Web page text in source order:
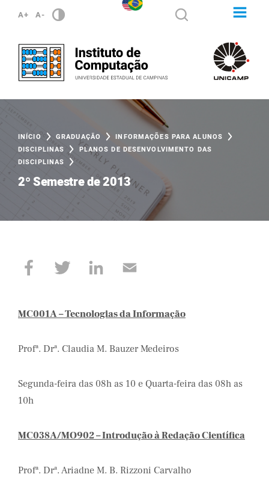
A+ A-
INÍCIO GRADUAÇÃO
INFORMAÇÕES PARA ALUNOS
DISCIPLINAS
PLANOS DE DESENVOLVIMENTO DAS
DISCIPLINAS
2º Semestre de 2013
MC001A – Tecnologias da Informação
Profª. Drª. Claudia M. Bauzer Medeiros
Segunda-feira das 08h as 10 e Quarta-feira das 08h as
10h
MC038A/MO902 – Introdução à Redação Científica
Profª. Drª. Ariadne M. B. Rizzoni Carvalho